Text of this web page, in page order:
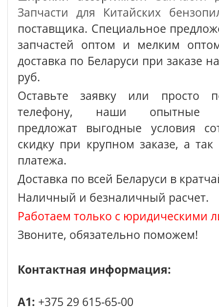
Запчасти для Китайских
поставщика. Специальное
запчастей оптом и мелким
доставка по Беларуси при заказе
руб.
Оставьте заявку или просто
телефону, наши опытные
предложат выгодные условия
скидку при крупном заказе, а так
платежа.
Доставка по всей Беларуси в
Наличный и безналичный расчет.
Работаем только с юридическими
Звоните, обязательно поможем!
Контактная информация:
A1: +375 29 615-65-00